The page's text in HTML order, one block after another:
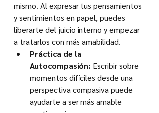
mismo. Al expresar tus pensamientos
y sentimientos en papel, puedes
liberarte del juicio interno y empezar
a tratarlos con más amabilidad.
Práctica de la
Autocompasión: Escribir sobre
momentos difíciles desde una
perspectiva compasiva puede
ayudarte a ser más amable